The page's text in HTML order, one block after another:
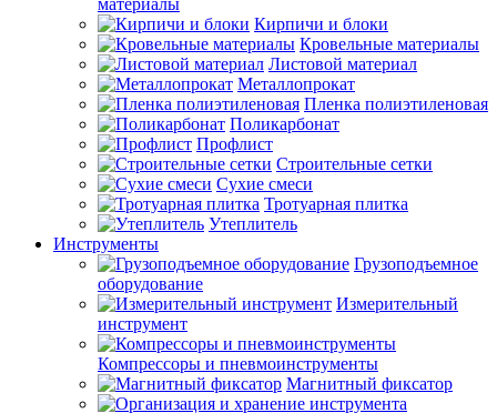
материалы
Кирпичи и блоки
Кровельные материалы
Листовой материал
Металлопрокат
Пленка полиэтиленовая
Поликарбонат
Профлист
Строительные сетки
Сухие смеси
Тротуарная плитка
Утеплитель
Инструменты
Грузоподъемное
оборудование
Измерительный
инструмент
Компрессоры и пневмоинструменты
Магнитный фиксатор